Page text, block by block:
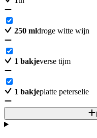
250 mldroge witte wijn
1 bakjeverse tijm
1 bakjeplatte peterselie